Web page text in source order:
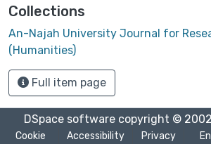
Collections
An-Najah University Journal for
(Humanities)
Full item page
DSpace softwarecopyright ©
Cookie Accessibility Privacy